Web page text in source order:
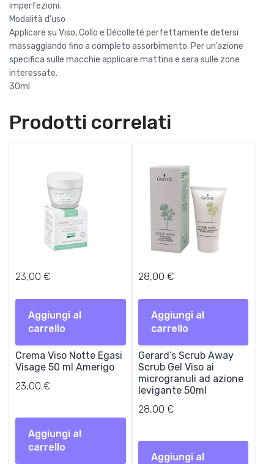
imperfezioni.
Modalità d’uso
Applicare su Viso, Collo e Décolleté perfettamente detersi
massaggiando fino a completo assorbimento. Per un’azione
specifica sulle macchie applicare mattina e sera sulle zone
interessate.
30ml
Prodotti correlati
23,00 €
Aggiungi al
carrello
Crema Viso Notte Egasi
Visage 50 ml Amerigo
23,00 €
Aggiungi al
carrello
28,00 €
Aggiungi al
carrello
Gerard’s Scrub Away
Scrub Gel Viso ai
microgranuli ad azione
levigante 50ml
28,00 €
Aggiungi al